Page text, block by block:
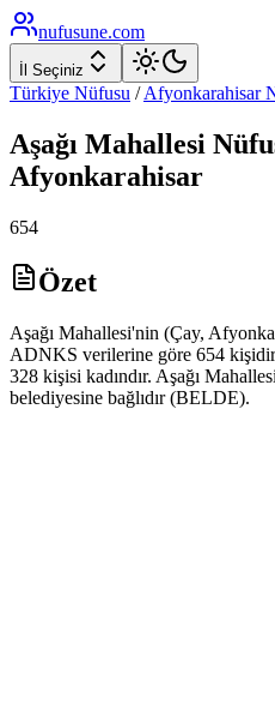
nufusune.com
İl Seçiniz
Türkiye Nüfusu / Afyonkarahisar
Aşağı Mahallesi
Afyonkarahisar
654
Özet
Aşağı Mahallesi'nin (Çay,
ADNKS verilerine göre 654
328 kişisi kadındır. Aşağı
belediyesine bağlıdır (BELDE).